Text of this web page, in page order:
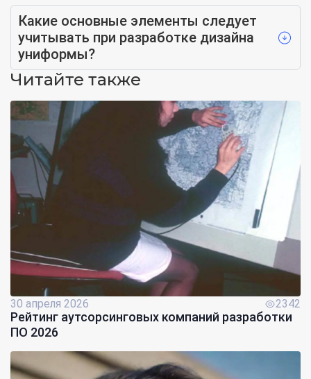
Какие основные элементы следует
учитывать при разработке дизайна
униформы?
Читайте также
30 апреля 2026 2342
Рейтинг аутсорсинговых компаний разработки
ПО 2026